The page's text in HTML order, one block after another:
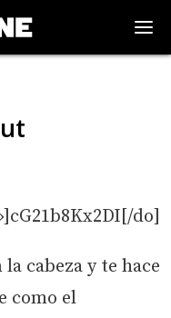
do]
cabeza y te hace
como el